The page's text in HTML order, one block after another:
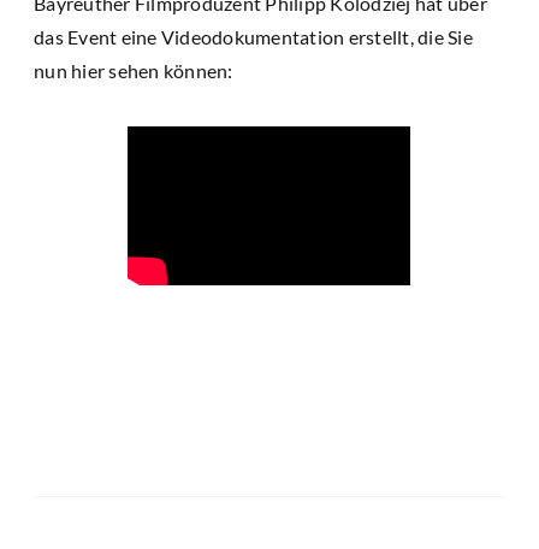
das Event eine Videodokumentation erstellt, die Sie
nun hier sehen können: